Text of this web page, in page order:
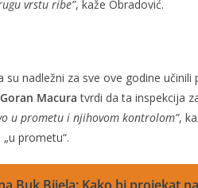
vrstu ribe”, kaže Obradović.
nadležni za sve ove godine
Goran Macura tvrdi da ta inspekcija
u prometu i njihovom kontrolom”,
prometu“.